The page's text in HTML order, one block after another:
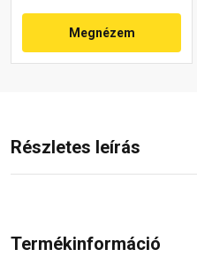
Megnézem
Részletes leírás
Termékinformáció